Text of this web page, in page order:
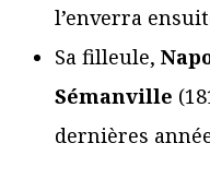
l’enverra
Sa filleule,
Sémanville
dernières